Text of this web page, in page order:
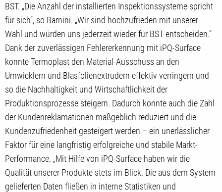
BST. „Die Anzahl der installierten Inspektionssysteme spricht
für sich“, so Barnini. „Wir sind hochzufrieden mit unserer
Wahl und würden uns jederzeit wieder für BST entscheiden.“
Dank der zuverlässigen Fehlererkennung mit iPQ-Surface
konnte Termoplast den Material-Ausschuss an den
Umwicklern und Blasfolienextrudern effektiv verringern und
so die Nachhaltigkeit und Wirtschaftlichkeit der
Produktionsprozesse steigern. Dadurch konnte auch die Zahl
der Kundenreklamationen maßgeblich reduziert und die
Kundenzufriedenheit gesteigert werden – ein unerlässlicher
Faktor für eine langfristig erfolgreiche und stabile Markt-
Performance. „Mit Hilfe von iPQ-Surface haben wir die
Qualität unserer Produkte stets im Blick. Die aus dem System
gelieferten Daten fließen in interne Statistiken und